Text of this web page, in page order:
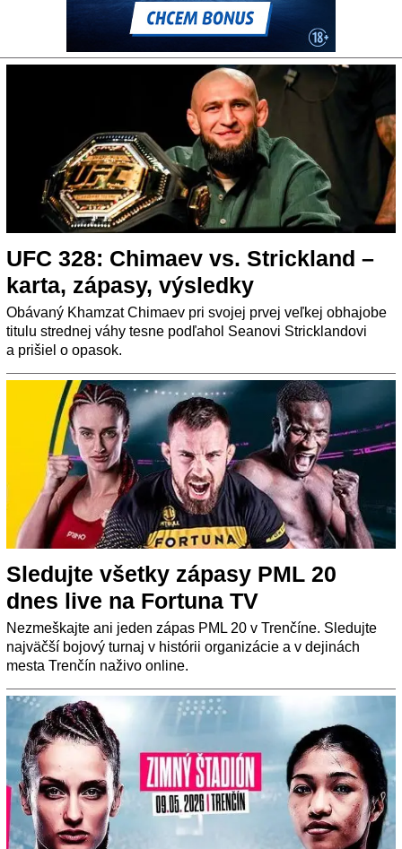
UFC 328: Chimaev vs. Strickland –
karta, zápasy, výsledky
Obávaný Khamzat Chimaev pri svojej prvej veľkej obhajobe
titulu strednej váhy tesne podľahol Seanovi Stricklandovi
a prišiel o opasok.
Sledujte všetky zápasy PML 20
dnes live na Fortuna TV
Nezmeškajte ani jeden zápas PML 20 v Trenčíne. Sledujte
najväčší bojový turnaj v histórii organizácie a v dejinách
mesta Trenčín naživo online.